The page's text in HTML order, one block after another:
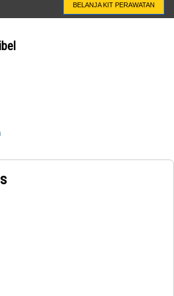
BELANJA KIT PERAWATAN